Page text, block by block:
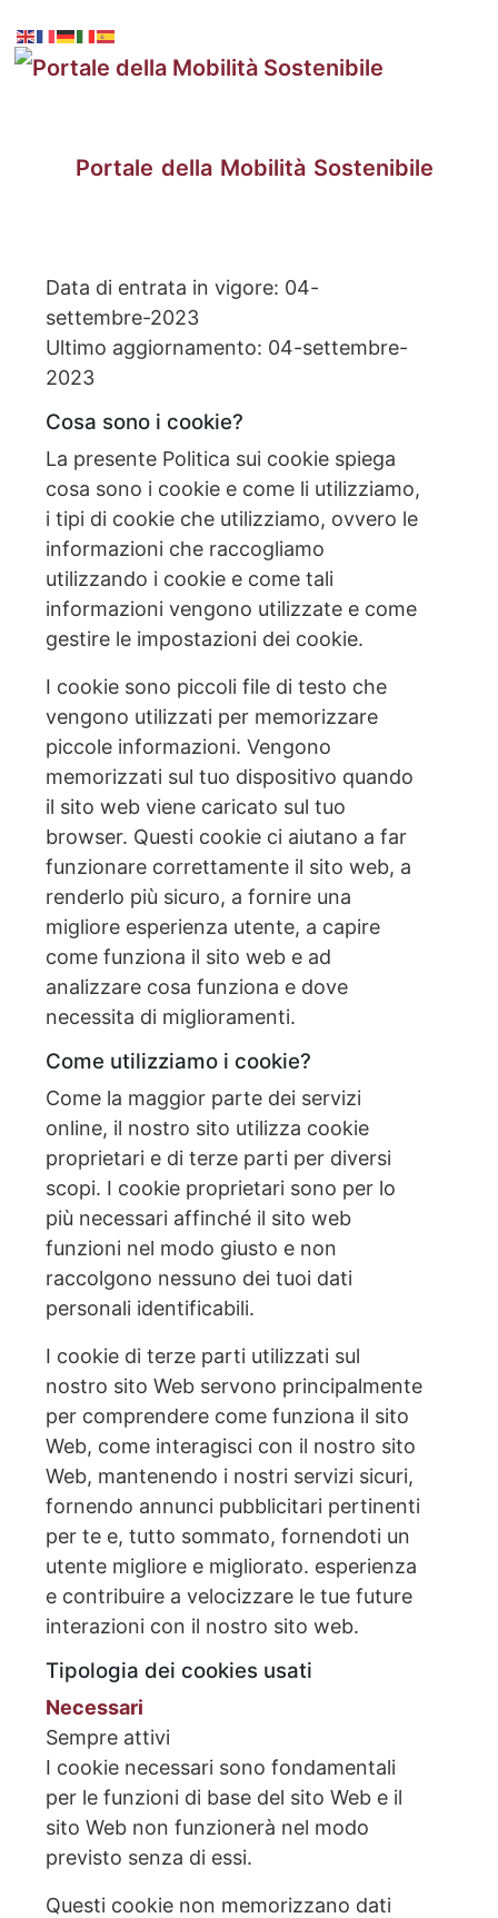
Portale della Mobilità Sostenibile
Data di entrata in vigore: 04-
settembre-2023
Ultimo aggiornamento: 04-settembre-
2023
Cosa sono i cookie?
La presente Politica sui cookie spiega
cosa sono i cookie e come li utilizziamo,
i tipi di cookie che utilizziamo, ovvero le
informazioni che raccogliamo
utilizzando i cookie e come tali
informazioni vengono utilizzate e come
gestire le impostazioni dei cookie.
I cookie sono piccoli file di testo che
vengono utilizzati per memorizzare
piccole informazioni. Vengono
memorizzati sul tuo dispositivo quando
il sito web viene caricato sul tuo
browser. Questi cookie ci aiutano a far
funzionare correttamente il sito web, a
renderlo più sicuro, a fornire una
migliore esperienza utente, a capire
come funziona il sito web e ad
analizzare cosa funziona e dove
necessita di miglioramenti.
Come utilizziamo i cookie?
Come la maggior parte dei servizi
online, il nostro sito utilizza cookie
proprietari e di terze parti per diversi
scopi. I cookie proprietari sono per lo
più necessari affinché il sito web
funzioni nel modo giusto e non
raccolgono nessuno dei tuoi dati
personali identificabili.
I cookie di terze parti utilizzati sul
nostro sito Web servono principalmente
per comprendere come funziona il sito
Web, come interagisci con il nostro sito
Web, mantenendo i nostri servizi sicuri,
fornendo annunci pubblicitari pertinenti
per te e, tutto sommato, fornendoti un
utente migliore e migliorato. esperienza
e contribuire a velocizzare le tue future
interazioni con il nostro sito web.
Tipologia dei cookies usati
Necessari
Sempre attivi
I cookie necessari sono fondamentali
per le funzioni di base del sito Web e il
sito Web non funzionerà nel modo
previsto senza di essi.
Questi cookie non memorizzano dati